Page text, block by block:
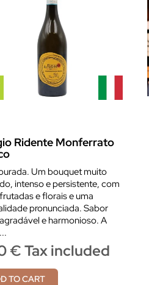
Ridente Monferrato
Um bouquet muito
intenso e persistente, com
e florais e uma
pronunciada. Sabor
e harmonioso. A
€ Tax included
TO CART